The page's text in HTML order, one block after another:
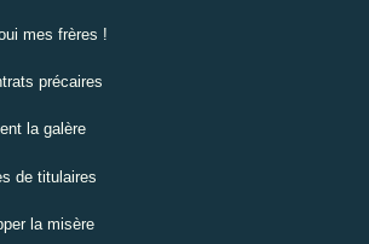
mes frères !
précaires
la galère
de titulaires
la misère